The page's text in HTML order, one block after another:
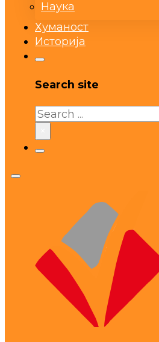
Наука
Хуманост
Историја
Search site
Search